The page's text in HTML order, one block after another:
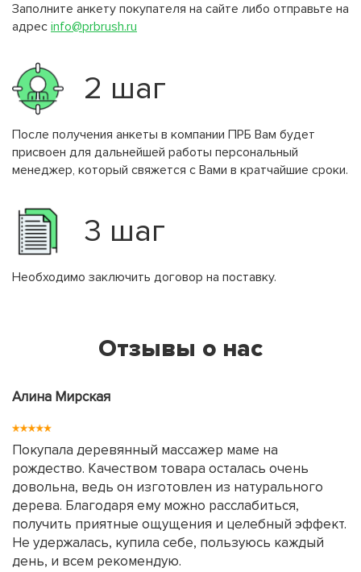
Заполните анкету покупателя на сайте либо отправьте на
адрес info@prbrush.ru
2 шаг
После получения анкеты в компании ПРБ Вам будет
присвоен для дальнейшей работы персональный
менеджер, который свяжется с Вами в кратчайшие сроки.
3 шаг
Необходимо заключить договор на поставку.
Отзывы о нас
Алина Мирская
Покупала деревянный массажер маме на
рождество. Качеством товара осталась очень
довольна, ведь он изготовлен из натурального
дерева. Благодаря ему можно расслабиться,
получить приятные ощущения и целебный эффект.
Не удержалась, купила себе, пользуюсь каждый
день, и всем рекомендую.